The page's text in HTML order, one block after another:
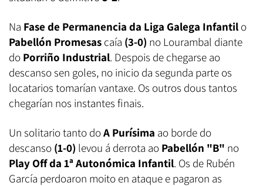
Na Fase de Permanencia da Liga Galega Infantil o
Pabellón Promesas caía (3-0) no Lourambal diante
do Porriño Industrial. Despois de chegarse ao
descanso sen goles, no inicio da segunda parte os
locatarios tomarían vantaxe. Os outros dous tantos
chegarían nos instantes finais.
Un solitario tanto doA Purísima ao borde do
descanso (1-0) levou á derrota ao Pabellón "B" no
Play Off da 1ª Autonómica Infantil. Os de Rubén
García perdoaron moito en ataque e pagaron as